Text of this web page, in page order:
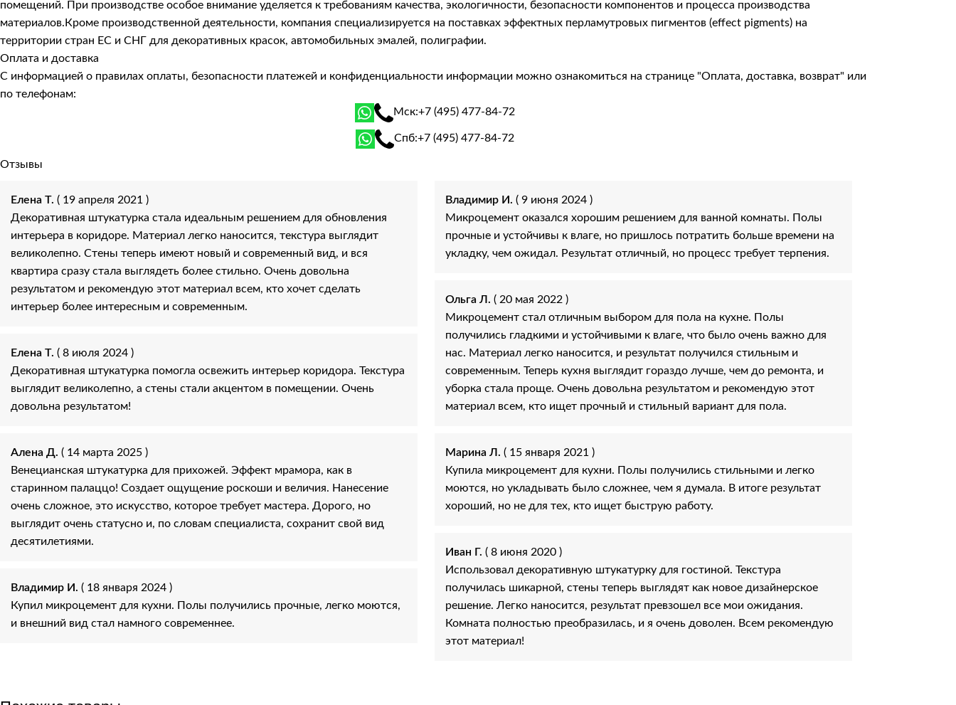
помещений. При производстве особое внимание уделяется к требованиям качества, экологичности, безопасности компонентов и процесса производства
материалов.Кроме производственной деятельности, компания специализируется на поставках эффектных перламутровых пигментов (effect pigments) на
территории стран ЕС и СНГ для декоративных красок, автомобильных эмалей, полиграфии.
Оплата и доставка
С информацией о правилах оплаты, безопасности платежей и конфиденциальности информации можно ознакомиться на странице "Оплата, доставка, возврат" или
по телефонам:
Мск:+7 (495) 477-84-72
Спб:+7 (495) 477-84-72
Отзывы
Елена Т. ( 19 апреля 2021 )
Декоративная штукатурка стала идеальным решением для обновления
интерьера в коридоре. Материал легко наносится, текстура выглядит
великолепно. Стены теперь имеют новый и современный вид, и вся
квартира сразу стала выглядеть более стильно. Очень довольна
результатом и рекомендую этот материал всем, кто хочет сделать
интерьер более интересным и современным.
Елена Т. ( 8 июля 2024 )
Декоративная штукатурка помогла освежить интерьер коридора. Текстура
выглядит великолепно, а стены стали акцентом в помещении. Очень
довольна результатом!
Алена Д. ( 14 марта 2025 )
Венецианская штукатурка для прихожей. Эффект мрамора, как в
старинном палаццо! Создает ощущение роскоши и величия. Нанесение
очень сложное, это искусство, которое требует мастера. Дорого, но
выглядит очень статусно и, по словам специалиста, сохранит свой вид
десятилетиями.
Владимир И. ( 18 января 2024 )
Купил микроцемент для кухни. Полы получились прочные, легко моются,
и внешний вид стал намного современнее.
Владимир И. ( 9 июня 2024 )
Микроцемент оказался хорошим решением для ванной комнаты. Полы
прочные и устойчивы к влаге, но пришлось потратить больше времени на
укладку, чем ожидал. Результат отличный, но процесс требует терпения.
Ольга Л. ( 20 мая 2022 )
Микроцемент стал отличным выбором для пола на кухне. Полы
получились гладкими и устойчивыми к влаге, что было очень важно для
нас. Материал легко наносится, и результат получился стильным и
современным. Теперь кухня выглядит гораздо лучше, чем до ремонта, и
уборка стала проще. Очень довольна результатом и рекомендую этот
материал всем, кто ищет прочный и стильный вариант для пола.
Марина Л. ( 15 января 2021 )
Купила микроцемент для кухни. Полы получились стильными и легко
моются, но укладывать было сложнее, чем я думала. В итоге результат
хороший, но не для тех, кто ищет быструю работу.
Иван Г. ( 8 июня 2020 )
Использовал декоративную штукатурку для гостиной. Текстура
получилась шикарной, стены теперь выглядят как новое дизайнерское
решение. Легко наносится, результат превзошел все мои ожидания.
Комната полностью преобразилась, и я очень доволен. Всем рекомендую
этот материал!